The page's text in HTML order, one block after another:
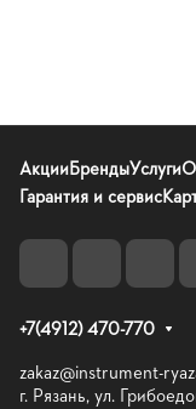
АкцииБрендыУслуги
Гарантия и сервис
+7(4912) 470-770
zakaz@instrument-
г. Рязань, ул.